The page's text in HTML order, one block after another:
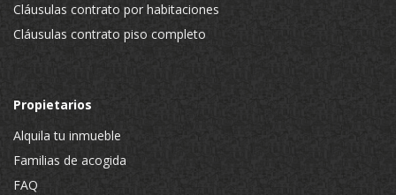
Cláusulas contrato por habitaciones
Cláusulas contrato piso completo
Propietarios
Alquila tu inmueble
Familias de acogida
FAQ